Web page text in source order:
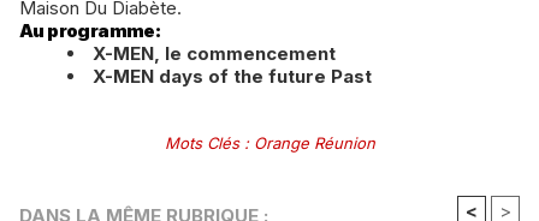
Maison Du Diabète.
Au programme:
X-MEN, le commencement
X-MEN days of the future Past
Mots Clés: Orange Réunion
DANS LA MÊME RUBRIQUE : < >